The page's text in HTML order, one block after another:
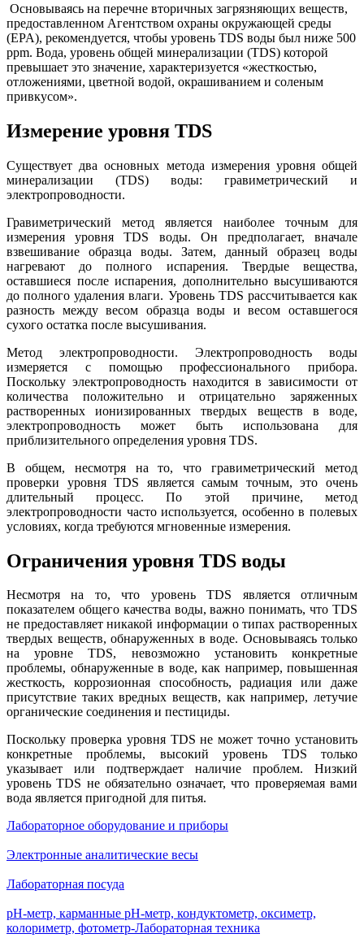
Основываясь на перечне вторичных загрязняющих веществ,
предоставленном Агентством охраны окружающей среды
(EPA), рекомендуется, чтобы уровень TDS воды был ниже 500
ppm. Вода, уровень общей минерализации (TDS) которой
превышает это значение, характеризуется «жесткостью,
отложениями, цветной водой, окрашиванием и соленым
привкусом».
Измерение уровня TDS
Существует два основных метода измерения уровня общей
минерализации (TDS) воды: гравиметрический и
электропроводности.
Гравиметрический метод является наиболее точным для
измерения уровня TDS воды. Он предполагает, вначале
взвешивание образца воды. Затем, данный образец воды
нагревают до полного испарения. Твердые вещества,
оставшиеся после испарения, дополнительно высушиваются
до полного удаления влаги. Уровень TDS рассчитывается как
разность между весом образца воды и весом оставшегося
сухого остатка после высушивания.
Метод электропроводности. Электропроводность воды
измеряется с помощью профессионального прибора.
Поскольку электропроводность находится в зависимости от
количества положительно и отрицательно заряженных
растворенных ионизированных твердых веществ в воде,
электропроводность может быть использована для
приблизительного определения уровня TDS.
В общем, несмотря на то, что гравиметрический метод
проверки уровня TDS является самым точным, это очень
длительный процесс. По этой причине, метод
электропроводности часто используется, особенно в полевых
условиях, когда требуются мгновенные измерения.
Ограничения уровня TDS воды
Несмотря на то, что уровень TDS является отличным
показателем общего качества воды, важно понимать, что TDS
не предоставляет никакой информации о типах растворенных
твердых веществ, обнаруженных в воде. Основываясь только
на уровне TDS, невозможно установить конкретные
проблемы, обнаруженные в воде, как например, повышенная
жесткость, коррозионная способность, радиация или даже
присутствие таких вредных веществ, как например, летучие
органические соединения и пестициды.
Поскольку проверка уровня TDS не может точно установить
конкретные проблемы, высокий уровень TDS только
указывает или подтверждает наличие проблем. Низкий
уровень TDS не обязательно означает, что проверяемая вами
вода является пригодной для питья.
Лабораторное оборудование и приборы
Электронные аналитические весы
Лабораторная посуда
pH-метр, карманные рН-метр, кондуктометр, оксиметр,
колориметр, фотометр-Лабораторная техника